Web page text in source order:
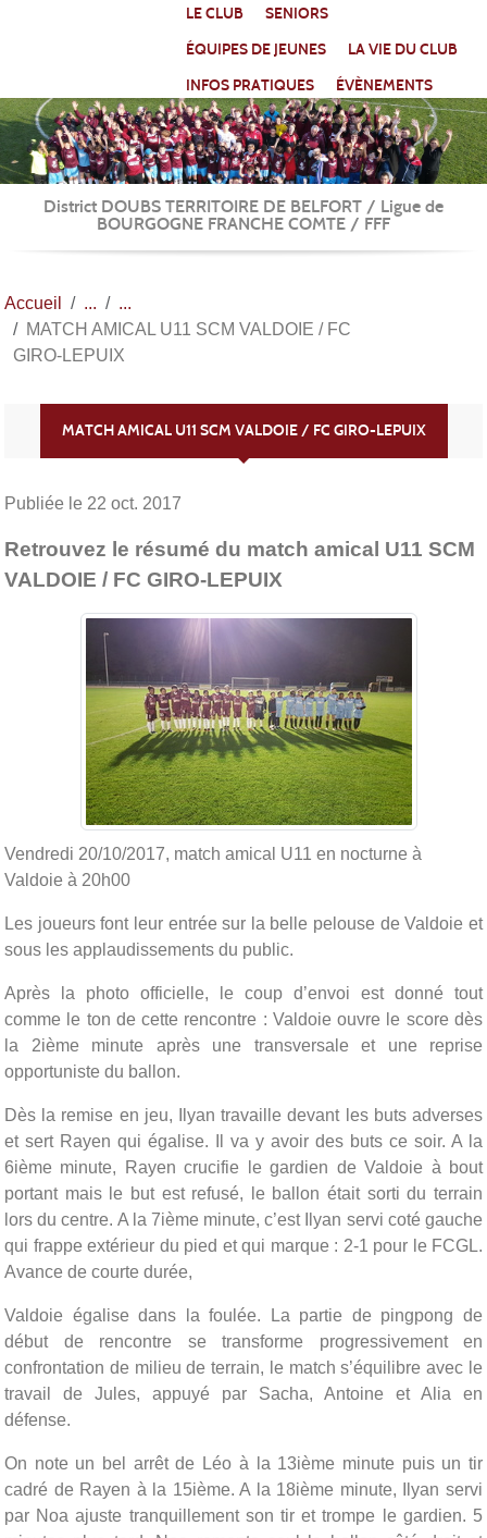
LE CLUB
SENIORS
ÉQUIPES DE JEUNES
LA VIE DU CLUB
INFOS PRATIQUES
ÉVÈNEMENTS
District DOUBS TERRITOIRE DE BELFORT / Ligue de
BOURGOGNE FRANCHE COMTE / FFF
Accueil
MATCH AMICAL U11 SCM VALDOIE / FC
GIRO-LEPUIX
MATCH AMICAL U11 SCM VALDOIE / FC GIRO-LEPUIX
Publiée le 22 oct. 2017
Retrouvez le résumé du match amical U11 SCM
VALDOIE / FC GIRO-LEPUIX
Vendredi 20/10/2017, match amical U11 en nocturne à
Valdoie à 20h00
Les joueurs font leur entrée sur la belle pelouse de Valdoie et
sous les applaudissements du public.
Après la photo officielle, le coup d’envoi est donné tout
comme le ton de cette rencontre : Valdoie ouvre le score dès
la 2ième minute après une transversale et une reprise
opportuniste du ballon.
Dès la remise en jeu, Ilyan travaille devant les buts adverses
et sert Rayen qui égalise. Il va y avoir des buts ce soir. A la
6ième minute, Rayen crucifie le gardien de Valdoie à bout
portant mais le but est refusé, le ballon était sorti du terrain
lors du centre. A la 7ième minute, c’est Ilyan servi coté gauche
qui frappe extérieur du pied et qui marque : 2-1 pour le FCGL.
Avance de courte durée,
Valdoie égalise dans la foulée. La partie de pingpong de
début de rencontre se transforme progressivement en
confrontation de milieu de terrain, le match s’équilibre avec le
travail de Jules, appuyé par Sacha, Antoine et Alia en
défense.
On note un bel arrêt de Léo à la 13ième minute puis un tir
cadré de Rayen à la 15ième. A la 18ième minute, Ilyan servi
par Noa ajuste tranquillement son tir et trompe le gardien. 5
Panneau de gestion des cookies